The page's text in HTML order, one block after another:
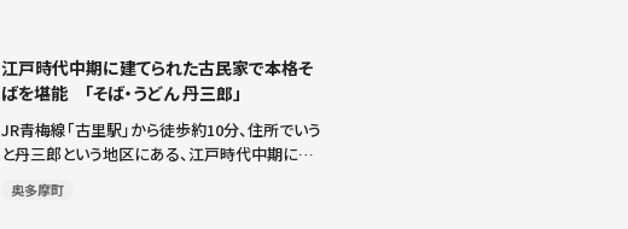
江戸時代中期に建てられた古民家で本格そ
ばを堪能 「そば・うどん 丹三郎」
JR青梅線「古里駅」から徒歩約10分、住所でいう
と丹三郎という地区にある、江戸時代中期に建
てられた古民家をリノベーションした「そば・うど
んの専門店」。藁ぶき屋根の大きな門が目印。店
奥多摩町